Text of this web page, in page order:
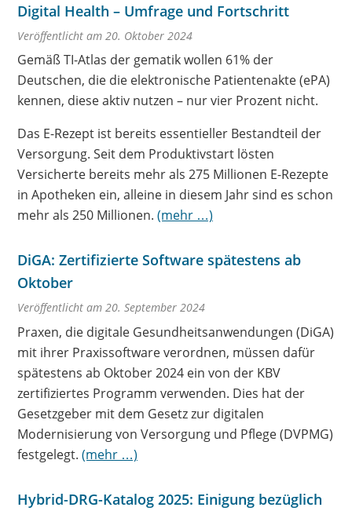
Digital Health – Umfrage und Fortschritt
Veröffentlicht am 20. Oktober 2024
Gemäß TI-Atlas der gematik wollen 61% der
Deutschen, die die elektronische Patientenakte (ePA)
kennen, diese aktiv nutzen – nur vier Prozent nicht.
Das E-Rezept ist bereits essentieller Bestandteil der
Versorgung. Seit dem Produktivstart lösten
Versicherte bereits mehr als 275 Millionen E-Rezepte
in Apotheken ein, alleine in diesem Jahr sind es schon
mehr als 250 Millionen. (mehr …)
DiGA: Zertifizierte Software spätestens ab
Oktober
Veröffentlicht am 20. September 2024
Praxen, die digitale Gesundheitsanwendungen (DiGA)
mit ihrer Praxissoftware verordnen, müssen dafür
spätestens ab Oktober 2024 ein von der KBV
zertifiziertes Programm verwenden. Dies hat der
Gesetzgeber mit dem Gesetz zur digitalen
Modernisierung von Versorgung und Pflege (DVPMG)
festgelegt. (mehr …)
Hybrid-DRG-Katalog 2025: Einigung bezüglich